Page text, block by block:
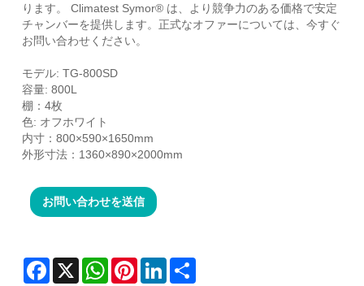
ります。 Climatest Symor® は、より競争力のある価格で安定
チャンバーを提供します。正式なオファーについては、今すぐ
お問い合わせください。
モデル: TG-800SD
容量: 800L
棚：4枚
色: オフホワイト
内寸：800×590×1650mm
外形寸法：1360×890×2000mm
お問い合わせを送信
Facebook
X WhatsAppPinterestLinkedIn